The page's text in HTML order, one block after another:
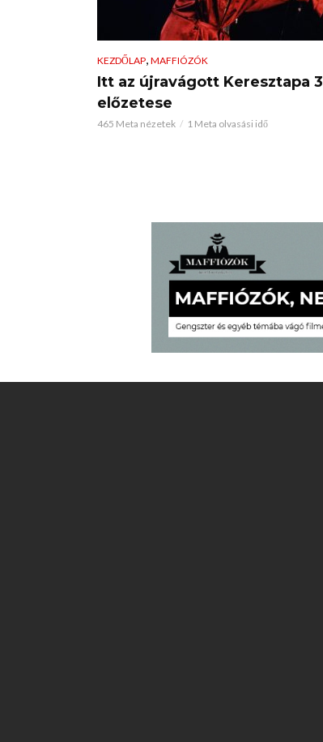
KEZDŐLAP MAFFIÓZÓK
Itt az újravágott Keresztapa 3
előzetese
465 Meta nézetek 1 Meta olvasási idő